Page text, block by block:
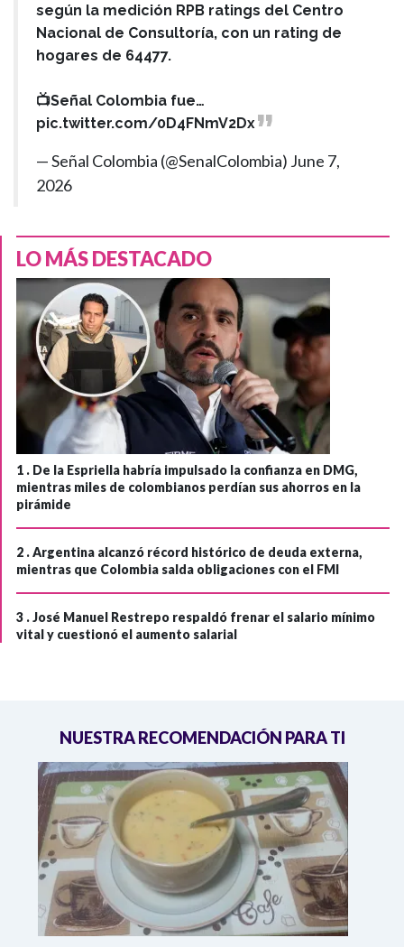
según la medición RPB ratings del Centro
Nacional de Consultoría, con un rating de
hogares de 64477.
📺Señal Colombia fue…
pic.twitter.com/0D4FNmV2Dx
— Señal Colombia (@SenalColombia) June 7,
2026
LO MÁS DESTACADO
1 . De la Espriella habría impulsado la confianza en DMG,
mientras miles de colombianos perdían sus ahorros en la
pirámide
2 .Argentina alcanzó récord histórico de deuda externa,
mientras que Colombia salda obligaciones con el FMI
3 .José Manuel Restrepo respaldó frenar el salario mínimo
vital y cuestionó el aumento salarial
NUESTRA RECOMENDACIÓN PARA TI